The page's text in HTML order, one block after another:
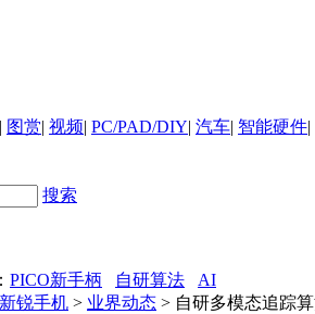
| 图赏| 视频| PC/PAD/DIY| 汽车| 智能硬件|
搜索
PICO新手柄 自研算法
AI
新锐手机 > 业界动态 > 自研多模态追踪